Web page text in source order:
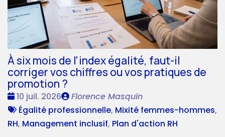
À six mois de l'index égalité, faut-il
corriger vos chiffres ou vos pratiques de
promotion ?
Date
:
10 juil. 2026
Publié
par
Florence Masquin
Tags
:
Égalité professionnelle, Mixité femmes-hommes,
RH, Management inclusif, Plan d'action RH